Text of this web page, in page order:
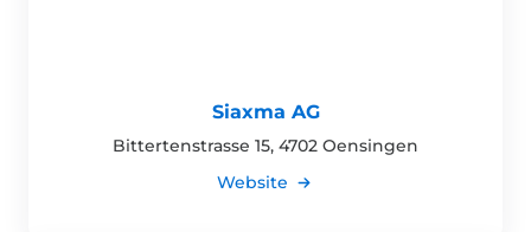
Siaxma AG
Bittertenstrasse 15, 4702 Oensingen
Website